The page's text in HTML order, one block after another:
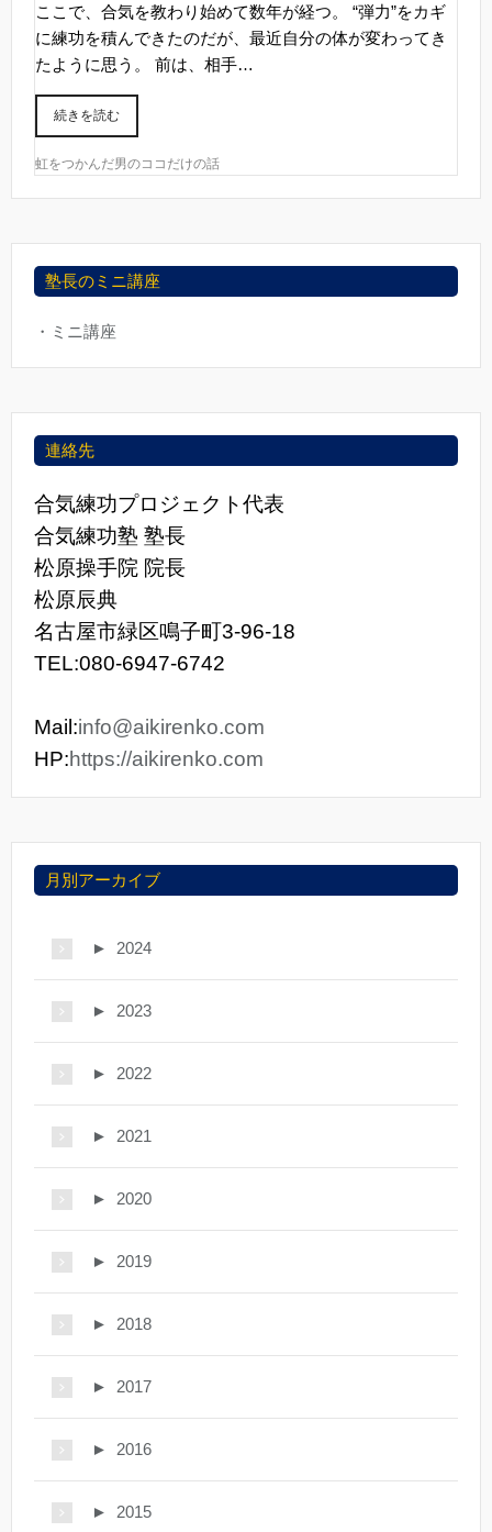
ここで、合気を教わり始めて数年が経つ。 “弾力”をカギ
に練功を積んできたのだが、最近自分の体が変わってき
たように思う。 前は、相手…
続きを読む
虹をつかんだ男のココだけの話
塾長のミニ講座
・ミニ講座
連絡先
合気練功プロジェクト代表
合気練功塾 塾長
松原操手院 院長
松原辰典
名古屋市緑区鳴子町3-96-18
TEL:080-6947-6742
Mail:info@aikirenko.com
HP:https://aikirenko.com
月別アーカイブ
► 2024
► 2023
► 2022
► 2021
► 2020
► 2019
► 2018
► 2017
► 2016
► 2015